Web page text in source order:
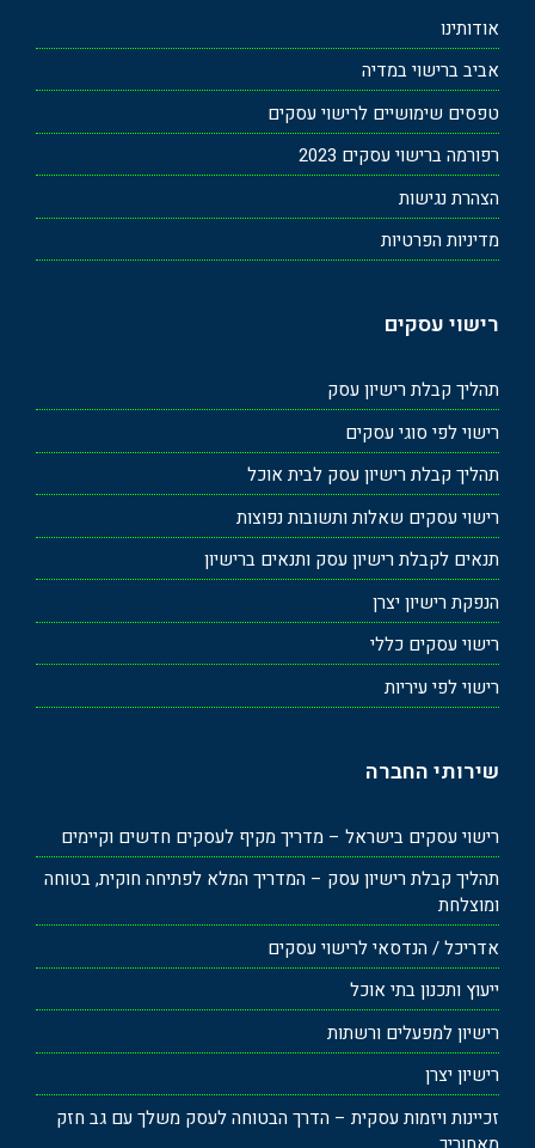
אודותינו
אביב ברישוי במדיה
טפסים שימושיים לרישוי עסקים
רפורמה ברישוי עסקים 2023
הצהרת נגישות
מדיניות הפרטיות
רישוי עסקים
תהליך קבלת רישיון עסק
רישוי לפי סוגי עסקים
תהליך קבלת רישיון עסק לבית אוכל
רישוי עסקים שאלות ותשובות נפוצות
תנאים לקבלת רישיון עסק ותנאים ברישיון
הנפקת רישיון יצרן
רישוי עסקים כללי
רישוי לפי עיריות
שירותי החברה
רישוי עסקים בישראל – מדריך מקיף לעסקים חדשים וקיימים
תהליך קבלת רישיון עסק – המדריך המלא לפתיחה חוקית, בטוחה
ומוצלחת
אדריכל / הנדסאי לרישוי עסקים
ייעוץ ותכנון בתי אוכל
רישיון למפעלים ורשתות
רישיון יצרן
זכיינות ויזמות עסקית – הדרך הבטוחה לעסק משלך עם גב חזק